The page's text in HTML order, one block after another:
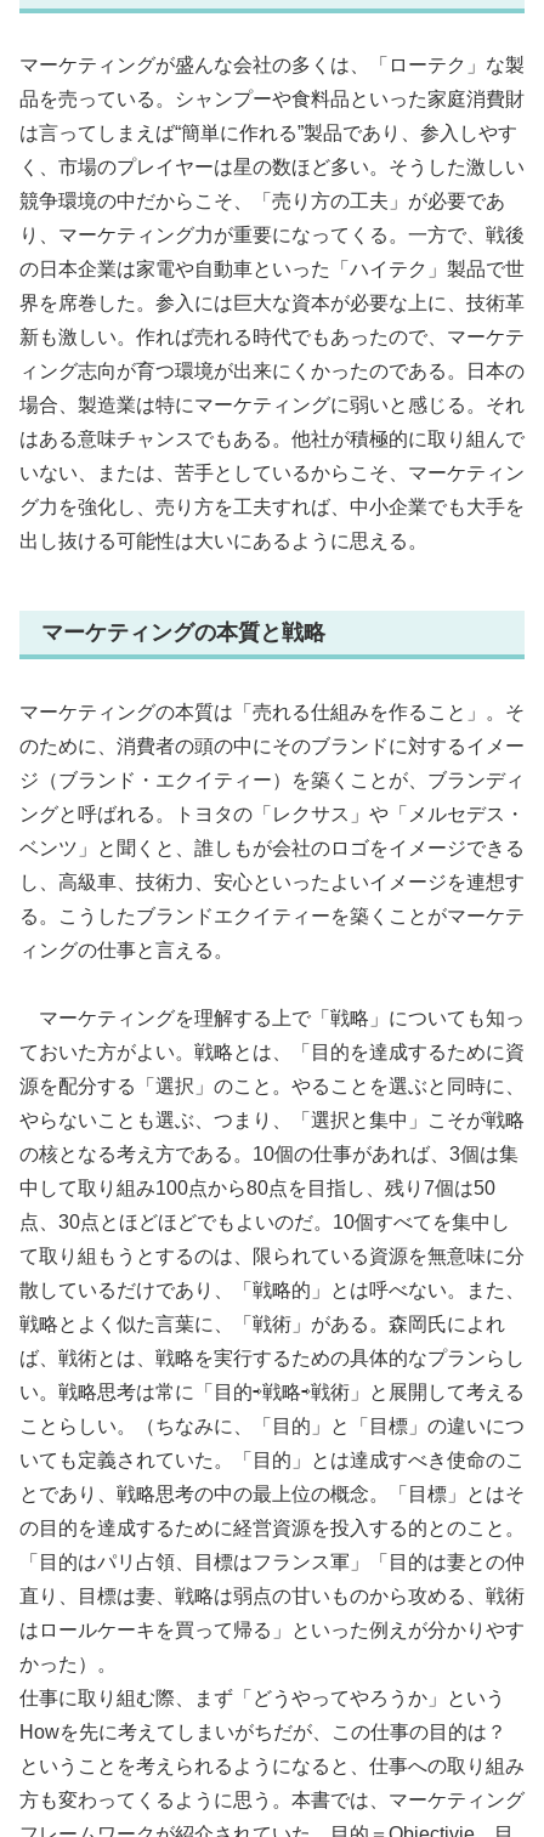
マーケティングが盛んな会社の多くは、「ローテク」な製
品を売っている。シャンプーや食料品といった家庭消費財
は言ってしまえば“簡単に作れる”製品であり、参入しやす
く、市場のプレイヤーは星の数ほど多い。そうした激しい
競争環境の中だからこそ、「売り方の工夫」が必要であ
り、マーケティング力が重要になってくる。一方で、戦後
の日本企業は家電や自動車といった「ハイテク」製品で世
界を席巻した。参入には巨大な資本が必要な上に、技術革
新も激しい。作れば売れる時代でもあったので、マーケテ
ィング志向が育つ環境が出来にくかったのである。日本の
場合、製造業は特にマーケティングに弱いと感じる。それ
はある意味チャンスでもある。他社が積極的に取り組んで
いない、または、苦手としているからこそ、マーケティン
グ力を強化し、売り方を工夫すれば、中小企業でも大手を
出し抜ける可能性は大いにあるように思える。
マーケティングの本質と戦略
マーケティングの本質は「売れる仕組みを作ること」。そ
のために、消費者の頭の中にそのブランドに対するイメー
ジ（ブランド・エクイティー）を築くことが、ブランディ
ングと呼ばれる。トヨタの「レクサス」や「メルセデス・
ベンツ」と聞くと、誰しもが会社のロゴをイメージできる
し、高級車、技術力、安心といったよいイメージを連想す
る。こうしたブランドエクイティーを築くことがマーケテ
ィングの仕事と言える。
マーケティングを理解する上で「戦略」についても知っ
ておいた方がよい。戦略とは、「目的を達成するために資
源を配分する「選択」のこと。やることを選ぶと同時に、
やらないことも選ぶ、つまり、「選択と集中」こそが戦略
の核となる考え方である。10個の仕事があれば、3個は集
中して取り組み100点から80点を目指し、残り7個は50
点、30点とほどほどでもよいのだ。10個すべてを集中し
て取り組もうとするのは、限られている資源を無意味に分
散しているだけであり、「戦略的」とは呼べない。また、
戦略とよく似た言葉に、「戦術」がある。森岡氏によれ
ば、戦術とは、戦略を実行するための具体的なプランらし
い。戦略思考は常に「目的⇨戦略⇨戦術」と展開して考える
ことらしい。（ちなみに、「目的」と「目標」の違いにつ
いても定義されていた。「目的」とは達成すべき使命のこ
とであり、戦略思考の中の最上位の概念。「目標」とはそ
の目的を達成するために経営資源を投入する的とのこと。
「目的はパリ占領、目標はフランス軍」「目的は妻との仲
直り、目標は妻、戦略は弱点の甘いものから攻める、戦術
はロールケーキを買って帰る」といった例えが分かりやす
かった）。
仕事に取り組む際、まず「どうやってやろうか」という
Howを先に考えてしまいがちだが、この仕事の目的は？
ということを考えられるようになると、仕事への取り組み
方も変わってくるように思う。本書では、マーケティング